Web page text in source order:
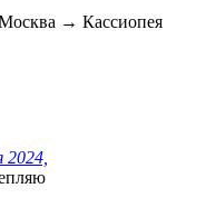
→ Кассиопея